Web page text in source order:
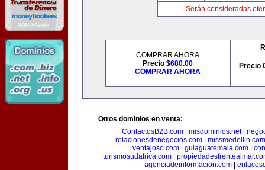
Serán consideradas
COMPRAR AHORA
Precio $680.00
COMPRAR AHORA
Precio
Otros dominios en venta:
ContactosB2B.com| misdominios.net|
relacionesdenegocios.com| missmedellin.com
ventajoso.com
guiaguatemala.com
turismosudafrica.com
agenciadeinformacion.com